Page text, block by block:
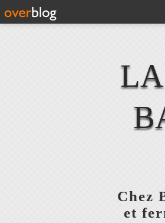
Chez
et